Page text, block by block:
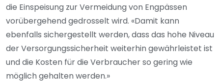
die Einspeisung zur Vermeidung von Engpässen
vorübergehend gedrosselt wird. «Damit kann
ebenfalls sichergestellt werden, dass das hohe Niveau
der Versorgungssicherheit weiterhin gewährleistet ist
und die Kosten für die Verbraucher so gering wie
möglich gehalten werden.»